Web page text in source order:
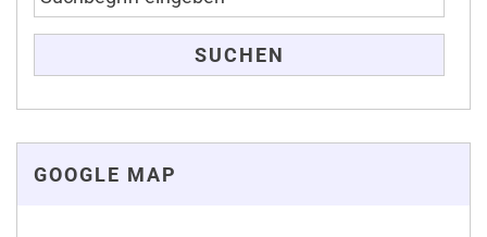
GOOGLE MAP